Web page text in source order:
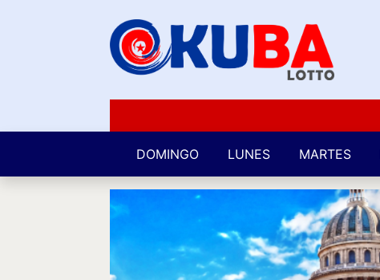
DOMINGO LUNES MARTES